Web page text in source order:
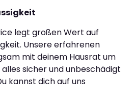
legt großen Wert auf
Unsere erfahrenen
mit deinem Hausrat um
sicher und unbeschädigt
kannst dich auf uns